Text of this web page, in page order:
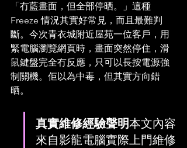
「冇藍畫面，但全部停晒。」這種
Freeze 情況其實好常見，而且最難判
斷。今次青衣城附近屋苑一位客戶，用
緊電腦瀏覽網頁時，畫面突然停住，滑
鼠鍵盤完全冇反應，只可以長按電源強
制關機。佢以為中毒，但其實方向錯
晒。
真實維修經驗聲明本文內容
來自影龍電腦實際上門維修